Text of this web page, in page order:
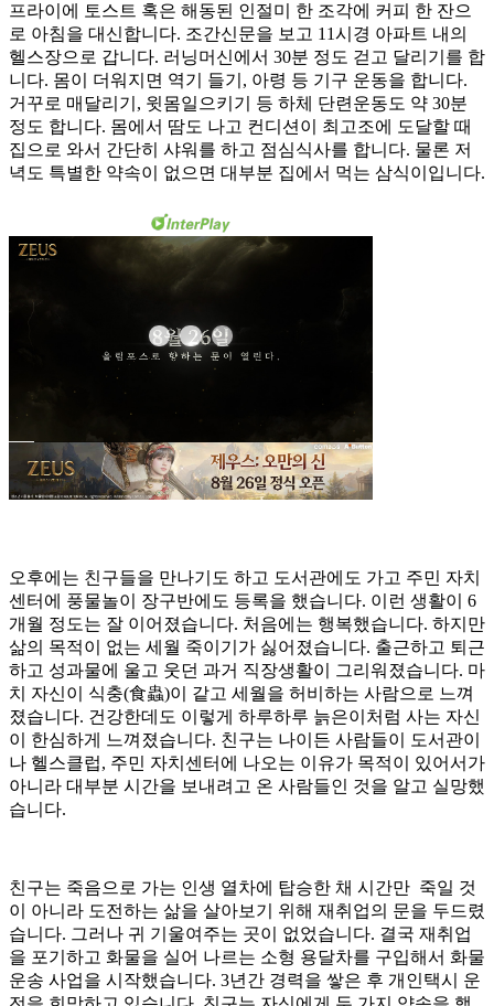
프라이에 토스트 혹은 해동된 인절미 한 조각에 커피 한 잔으
로 아침을 대신합니다. 조간신문을 보고 11시경 아파트 내의
헬스장으로 갑니다. 러닝머신에서 30분 정도 걷고 달리기를 합
니다. 몸이 더워지면 역기 들기, 아령 등 기구 운동을 합니다.
거꾸로 매달리기, 윗몸일으키기 등 하체 단련운동도 약 30분
정도 합니다. 몸에서 땀도 나고 컨디션이 최고조에 도달할 때
집으로 와서 간단히 샤워를 하고 점심식사를 합니다. 물론 저
녁도 특별한 약속이 없으면 대부분 집에서 먹는 삼식이입니다.
오후에는 친구들을 만나기도 하고 도서관에도 가고 주민 자치
센터에 풍물놀이 장구반에도 등록을 했습니다. 이런 생활이 6
개월 정도는 잘 이어졌습니다. 처음에는 행복했습니다. 하지만
삶의 목적이 없는 세월 죽이기가 싫어졌습니다. 출근하고 퇴근
하고 성과물에 울고 웃던 과거 직장생활이 그리워졌습니다. 마
치 자신이 식충(食蟲)이 같고 세월을 허비하는 사람으로 느껴
졌습니다. 건강한데도 이렇게 하루하루 늙은이처럼 사는 자신
이 한심하게 느껴졌습니다. 친구는 나이든 사람들이 도서관이
나 헬스클럽, 주민 자치센터에 나오는 이유가 목적이 있어서가
아니라 대부분 시간을 보내려고 온 사람들인 것을 알고 실망했
습니다.
친구는 죽음으로 가는 인생 열차에 탑승한 채 시간만 죽일 것
이 아니라 도전하는 삶을 살아보기 위해 재취업의 문을 두드렸
습니다. 그러나 귀 기울여주는 곳이 없었습니다. 결국 재취업
을 포기하고 화물을 실어 나르는 소형 용달차를 구입해서 화물
운송 사업을 시작했습니다. 3년간 경력을 쌓은 후 개인택시 운